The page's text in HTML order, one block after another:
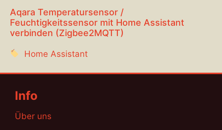
Aqara Temperatursensor /
Feuchtigkeitssensor mit Home Assistant
verbinden (Zigbee2MQTT)
Home Assistant
Info
Über uns